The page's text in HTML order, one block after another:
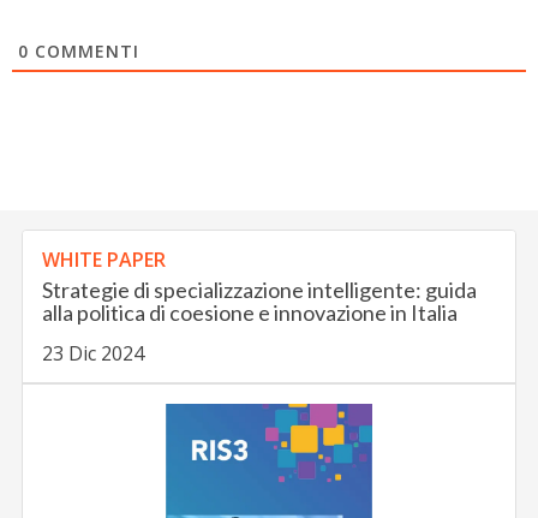
0 COMMENTI
WHITE PAPER
Strategie di specializzazione intelligente: guida
alla politica di coesione e innovazione in Italia
23 Dic 2024